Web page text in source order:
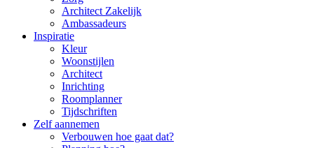
Architect Zakelijk
Ambassadeurs
Inspiratie
Kleur
Woonstijlen
Architect
Inrichting
Roomplanner
Tijdschriften
Zelf aannemen
Verbouwen hoe gaat dat?